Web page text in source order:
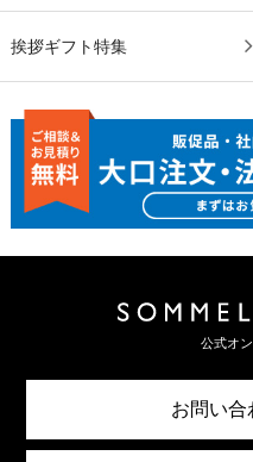
挨拶ギフト特集
公式オ
お問い合